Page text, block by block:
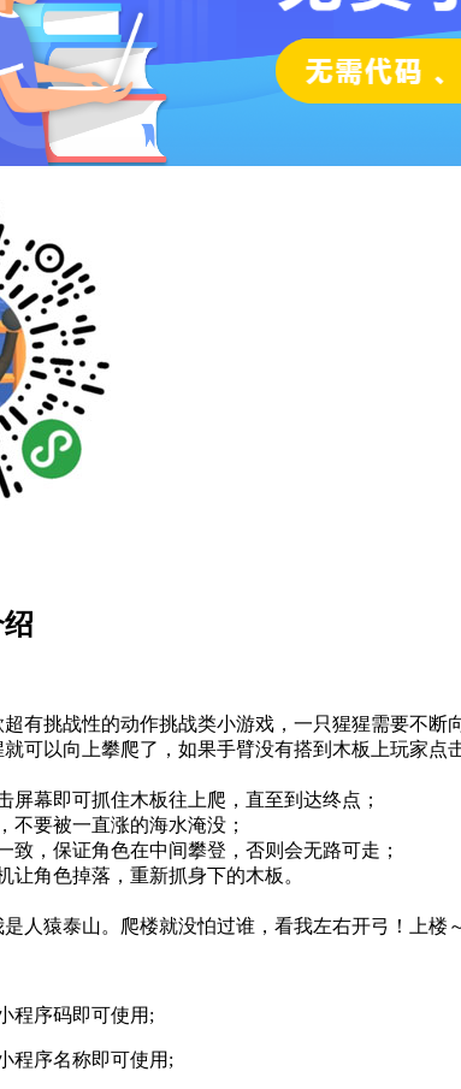
有挑战性的动作挑战类小游戏，一只猩猩需要不
可以向上攀爬了，如果手臂没有搭到木板上玩家
屏幕即可抓住木板往上爬，直至到达终点；
不要被一直涨的海水淹没；
致，保证角色在中间攀登，否则会无路可走；
让角色掉落，重新抓身下的木板。
人猿泰山。爬楼就没怕过谁，看我左右开弓！上
程序码即可使用;
程序名称即可使用;